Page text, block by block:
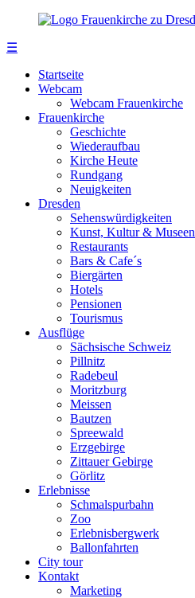
☰
Startseite
Webcam
Webcam Frauenkirche
Frauenkirche
Geschichte
Wiederaufbau
Kirche Heute
Rundgang
Neuigkeiten
Dresden
Sehenswürdigkeiten
Kunst, Kultur & Museen
Restaurants
Bars & Cafe´s
Biergärten
Hotels
Pensionen
Tourismus
Ausflüge
Sächsische Schweiz
Pillnitz
Radebeul
Moritzburg
Meissen
Bautzen
Spreewald
Erzgebirge
Zittauer Gebirge
Görlitz
Erlebnisse
Schmalspurbahn
Zoo
Erlebnisbergwerk
Ballonfahrten
City tour
Kontakt
Marketing